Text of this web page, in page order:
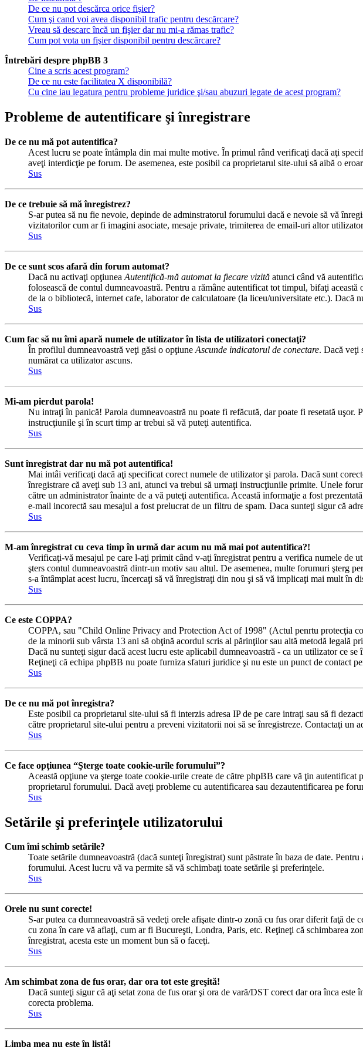
De ce nu pot descărca orice fişier?
Cum şi cand voi avea disponibil trafic pentru descărcare?
Vreau să descarc încă un fişier dar nu mi-a rămas trafic?
Cum pot vota un fişier disponibil pentru descărcare?
Întrebări despre phpBB 3
Cine a scris acest program?
De ce nu este facilitatea X disponibilă?
Cu cine iau legatura pentru probleme juridice şi/sau abuzuri legate de acest program?
Probleme de autentificare şi înregistrare
De ce nu mă pot autentifica?
Acest lucru se poate întâmpla din mai multe motive. În primul rând verificaţi dacă aţi
aveţi interdicţie pe forum. De asemenea, este posibil ca proprietarul site-ului să aibă o
Sus
De ce trebuie să mă înregistrez?
S-ar putea să nu fie nevoie, depinde de adminstratorul forumului dacă e nevoie să vă
vizitatorilor cum ar fi imagini asociate, mesaje private, trimiterea de email-uri altor
Sus
De ce sunt scos afară din forum automat?
Dacă nu activaţi opţiunea Autentifică-mă automat la fiecare vizită atunci când vă
folosească de contul dumneavoastră. Pentru a rămâne autentificat tot timpul, bifaţi
de la o bibliotecă, internet cafe, laborator de calculatoare (la liceu/universitate etc.). Dacă
Sus
Cum fac să nu îmi apară numele de utilizator în lista de utilizatori conectaţi?
În profilul dumneavoastră veţi găsi o opţiune Ascunde indicatorul de conectare. Dacă veţi
numărat ca utilizator ascuns.
Sus
Mi-am pierdut parola!
Nu intraţi în panică! Parola dumneavoastră nu poate fi refăcută, dar poate fi resetată
instrucţiunile şi în scurt timp ar trebui să vă puteţi autentifica.
Sus
Sunt înregistrat dar nu mă pot autentifica!
Mai intâi verificaţi dacă aţi specificat corect numele de utilizator şi parola. Dacă sunt
înregistrare că aveţi sub 13 ani, atunci va trebui să urmaţi instrucţiunile primite. Unele
către un administrator înainte de a vă puteţi autentifica. Această informaţie a fost
e-mail incorectă sau mesajul a fost prelucrat de un filtru de spam. Daca sunteţi sigur că
Sus
M-am înregistrat cu ceva timp în urmă dar acum nu mă mai pot autentifica?!
Verificaţi-vă mesajul pe care l-aţi primit când v-aţi înregistrat pentru a verifica numele de
şters contul dumneavoastră dintr-un motiv sau altul. De asemenea, multe forumuri şterg
s-a întâmplat acest lucru, încercaţi să vă înregistraţi din nou şi să vă implicaţi mai mult în
Sus
Ce este COPPA?
COPPA, sau "Child Online Privacy and Protection Act of 1998" (Actul penrtu protecţia
de la minorii sub vârsta 13 ani să obţină acordul scris al părinţilor sau altă metodă legală
Dacă nu sunteţi sigur dacă acest lucru este aplicabil dumneavoastră - ca un utilizator ce
Reţineţi că echipa phpBB nu poate furniza sfaturi juridice şi nu este un punct de contact
Sus
De ce nu mă pot înregistra?
Este posibil ca proprietarul site-ului să fi interzis adresa IP de pe care intraţi sau să fi
către proprietarul site-ului pentru a preveni vizitatorii noi să se înregistreze. Contactaţi un
Sus
Ce face opţiunea “Şterge toate cookie-urile forumului”?
Această opţiune va şterge toate cookie-urile create de către phpBB care vă ţin
proprietarul forumului. Dacă aveţi probleme cu autentificarea sau dezautentificarea pe
Sus
Setările şi preferinţele utilizatorului
Cum îmi schimb setările?
Toate setările dumneavoastră (dacă sunteţi înregistrat) sunt păstrate în baza de date.
forumului. Acest lucru vă va permite să vă schimbaţi toate setările şi preferinţele.
Sus
Orele nu sunt corecte!
S-ar putea ca dumneavoastră să vedeţi orele afişate dintr-o zonă cu fus orar diferit faţă
cu zona în care vă aflaţi, cum ar fi Bucureşti, Londra, Paris, etc. Reţineţi că schimbarea
înregistrat, acesta este un moment bun să o faceţi.
Sus
Am schimbat zona de fus orar, dar ora tot este greşită!
Dacă sunteţi sigur că aţi setat zona de fus orar şi ora de vară/DST corect dar ora înca
corecta problema.
Sus
Limba mea nu este în listă!